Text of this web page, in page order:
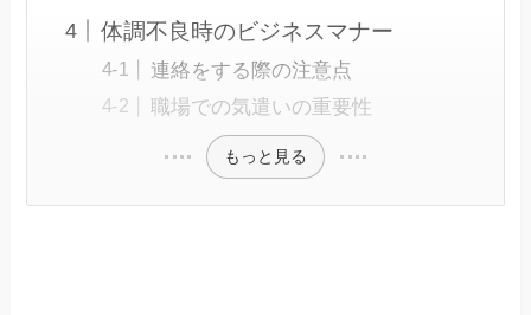
体調不良時のビジネスマナー
連絡をする際の注意点
職場での気遣いの重要性
もっと見る